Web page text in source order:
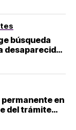
búsqueda
desaparecido
en
del trámite